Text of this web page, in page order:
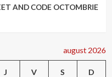
AND CODE OCTOMBRIE
august 2026
J V S D